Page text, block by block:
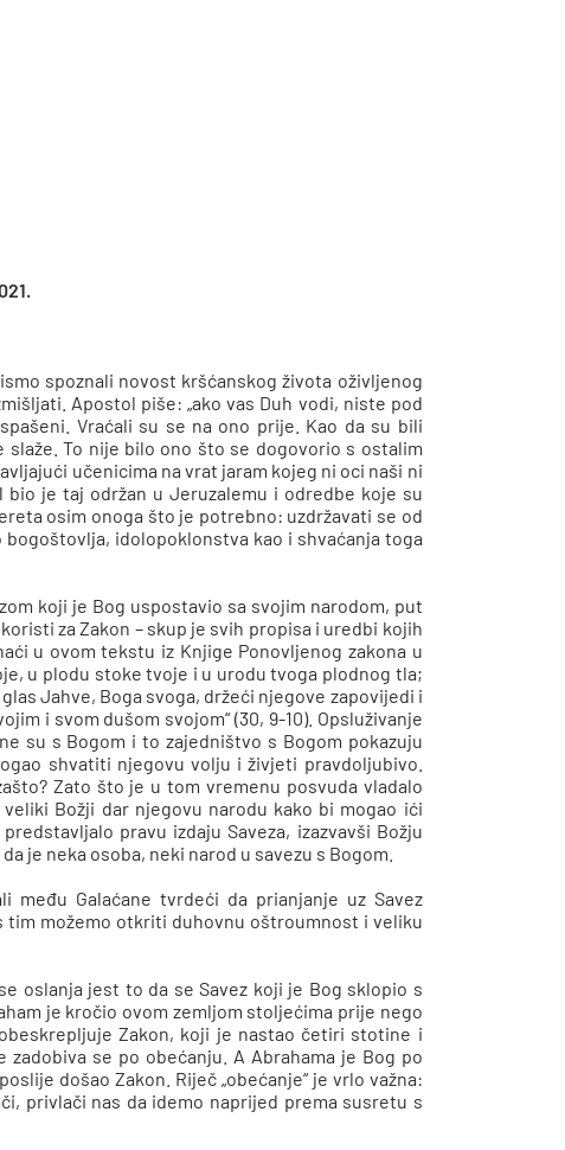
spoznali novost kršćanskog života oživljenog
Apostol piše: „ako vas Duh vodi, niste pod
Vraćali su se na ono prije. Kao da su bili
To nije bilo ono što se dogovorio s ostalim
učenicima na vrat jaram kojeg ni oci naši ni
bio je taj održan u Jeruzalemu i odredbe koje su
osim onoga što je potrebno: uzdržavati se od
idolopoklonstva kao i shvaćanja toga
koji je Bog uspostavio sa svojim narodom, put
za Zakon – skup je svih propisa i uredbi kojih
u ovom tekstu iz Knjige Ponovljenog zakona u
u plodu stoke tvoje i u urodu tvoga plodnog tla;
Jahve, Boga svoga, držeći njegove zapovijedi i
i svom dušom svojom“ (30, 9-10). Opsluživanje
su s Bogom i to zajedništvo s Bogom pokazuju
shvatiti njegovu volju i živjeti pravdoljubivo.
Zato što je u tom vremenu posvuda vladalo
Božji dar njegovu narodu kako bi mogao ići
pravu izdaju Saveza, izazvavši Božju
je neka osoba, neki narod u savezu s Bogom.
Galaćane tvrdeći da prianjanje uz Savez
tim možemo otkriti duhovnu oštroumnost i veliku
oslanja jest to da se Savez koji je Bog sklopio s
je kročio ovom zemljom stoljećima prije nego
Zakon, koji je nastao četiri stotine i
se po obećanju. A Abrahama je Bog po
došao Zakon. Riječ „obećanje“ je vrlo važna:
privlači nas da idemo naprijed prema susretu s